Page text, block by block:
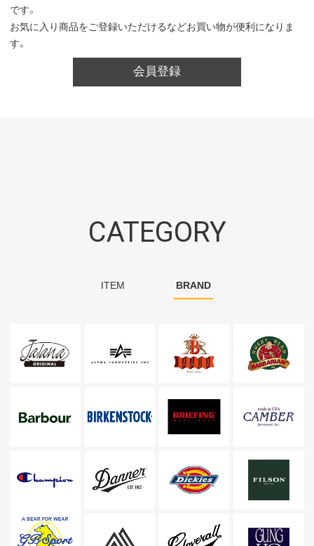
です。
お気に入り商品をご登録いただけるなどお買い物が便利になりま
す。
会員登録
CATEGORY
ITEM BRAND